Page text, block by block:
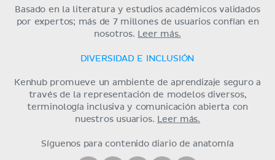
Basado en la literatura y estudios académicos validados
por expertos; más de 7 millones de usuarios confían en
nosotros. Leer más.
DIVERSIDAD E INCLUSIÓN
Kenhub promueve un ambiente de aprendizaje seguro a
través de la representación de modelos diversos,
terminología inclusiva y comunicación abierta con
nuestros usuarios. Leer más.
Síguenos para contenido diario de anatomía